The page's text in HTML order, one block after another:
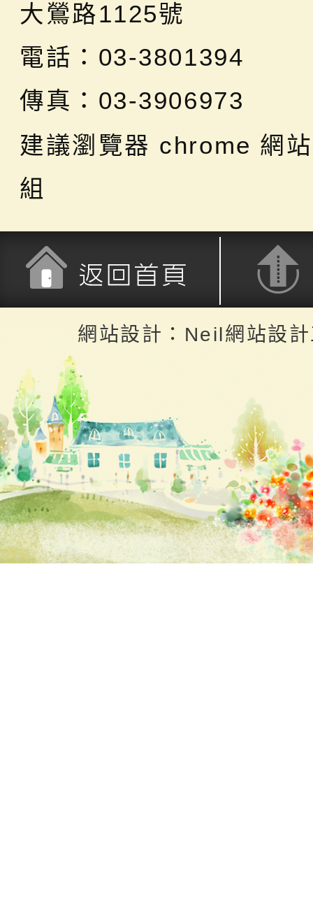
大鶯路1125號
電話：03-3801394
傳真：03-3906973
建議瀏覽器 chrome 網
組
返回頂端
網站設計：Neil網站設